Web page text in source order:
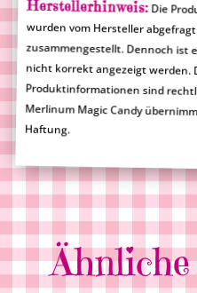
Herstellerhinweis:Die
wurden vom
nicht
Merlinum
Haftung.